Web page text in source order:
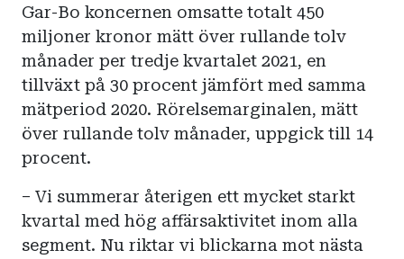
Gar-Bo koncernen omsatte totalt 450
miljoner kronor mätt över rullande tolv
månader per tredje kvartalet 2021, en
tillväxt på 30 procent jämfört med samma
mätperiod 2020. Rörelsemarginalen, mätt
över rullande tolv månader, uppgick till 14
procent.
– Vi summerar återigen ett mycket starkt
kvartal med hög affärsaktivitet inom alla
segment. Nu riktar vi blickarna mot nästa